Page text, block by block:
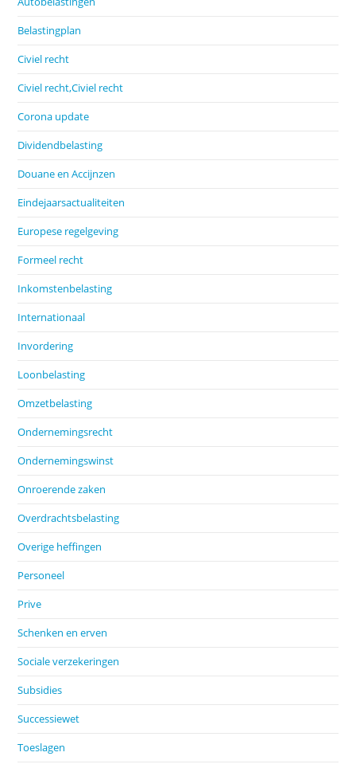
Belastingplan
Civiel recht
Civiel recht,Civiel recht
Corona update
Dividendbelasting
Douane en Accijnzen
Eindejaarsactualiteiten
Europese regelgeving
Formeel recht
Inkomstenbelasting
Internationaal
Invordering
Loonbelasting
Omzetbelasting
Ondernemingsrecht
Ondernemingswinst
Onroerende zaken
Overdrachtsbelasting
Overige heffingen
Personeel
Prive
Schenken en erven
Sociale verzekeringen
Subsidies
Successiewet
Toeslagen